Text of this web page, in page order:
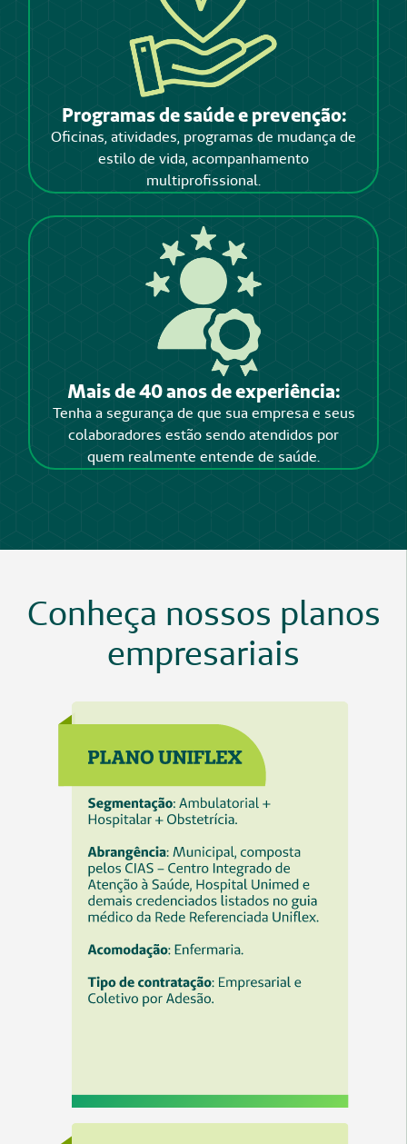
Programas de saúde e prevenção:
Oficinas, atividades, programas de mudança de
estilo de vida, acompanhamento
multiprofissional.
Mais de 40 anos de experiência:
Tenha a segurança de que sua empresa e seus
colaboradores estão sendo atendidos por
quem realmente entende de saúde.
Conheça nossos planos
empresariais